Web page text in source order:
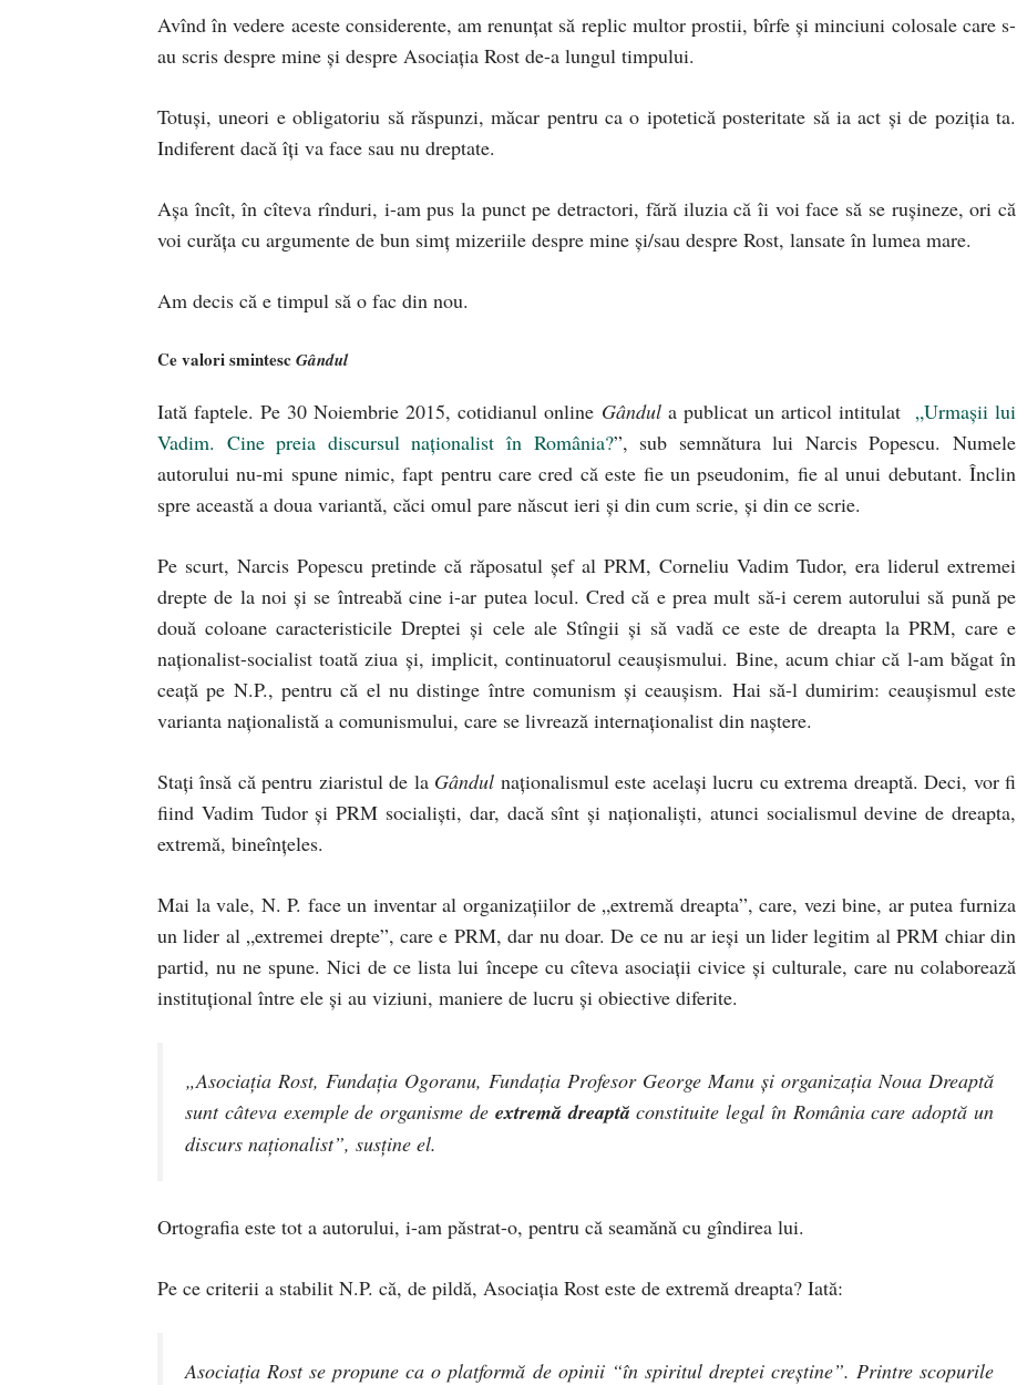
Avînd în vedere aceste considerente, am renunţat să replic multor prostii, bîrfe şi minciuni colosale care s-
au scris despre mine şi despre Asociaţia Rost de-a lungul timpului.
Totuşi, uneori e obligatoriu să răspunzi, măcar pentru ca o ipotetică posteritate să ia act şi de poziţia ta.
Indiferent dacă îţi va face sau nu dreptate.
Aşa încît, în cîteva rînduri, i-am pus la punct pe detractori, fără iluzia că îi voi face să se ruşineze, ori că
voi curăţa cu argumente de bun simţ mizeriile despre mine şi/sau despre Rost, lansate în lumea mare.
Am decis că e timpul să o fac din nou.
Ce valori smintescGândul
Iată faptele. Pe 30 Noiembrie 2015, cotidianul online Gândula publicat un articol intitulat „Urmaşii lui
Vadim. Cine preia discursul naţionalist în România?”, sub semnătura lui Narcis Popescu. Numele
autorului nu-mi spune nimic, fapt pentru care cred că este fie un pseudonim, fie al unui debutant. Înclin
spre această a doua variantă, căci omul pare născut ieri şi din cum scrie, şi din ce scrie.
Pe scurt, Narcis Popescu pretinde că răposatul şef al PRM, Corneliu Vadim Tudor, era liderul extremei
drepte de la noi şi se întreabă cine i-ar putea locul. Cred că e prea mult să-i cerem autorului să pună pe
două coloane caracteristicile Dreptei şi cele ale Stîngii şi să vadă ce este de dreapta la PRM, care e
naţionalist-socialist toată ziua şi, implicit, continuatorul ceauşismului. Bine, acum chiar că l-am băgat în
ceaţă pe N.P., pentru că el nu distinge între comunism şi ceauşism. Hai să-l dumirim: ceauşismul este
varianta naţionalistă a comunismului, care se livrează internaţionalist din naştere.
Staţi însă că pentru ziaristul de la Gândul naţionalismul este acelaşi lucru cu extrema dreaptă. Deci, vor fi
fiind Vadim Tudor şi PRM socialişti, dar, dacă sînt şi naţionalişti, atunci socialismul devine de dreapta,
extremă, bineînţeles.
Mai la vale, N. P. face un inventar al organizaţiilor de „extremă dreapta”, care, vezi bine, ar putea furniza
un lider al „extremei drepte”, care e PRM, dar nu doar. De ce nu ar ieşi un lider legitim al PRM chiar din
partid, nu ne spune. Nici de ce lista lui începe cu cîteva asociaţii civice şi culturale, care nu colaborează
instituţional între ele şi au viziuni, maniere de lucru şi obiective diferite.
„Asociaţia Rost, Fundaţia Ogoranu, Fundaţia Profesor George Manu şi organizaţia Noua Dreaptă
sunt câteva exemple de organisme de extremă dreaptăconstituite legal în România care adoptă un
discurs naţionalist”, susţine el.
Ortografia este tot a autorului, i-am păstrat-o, pentru că seamănă cu gîndirea lui.
Pe ce criterii a stabilit N.P. că, de pildă, Asociaţia Rost este de extremă dreapta? Iată:
Asociaţia Rost se propune ca o platformă de opinii “în spiritul dreptei creştine”. Printre scopurile